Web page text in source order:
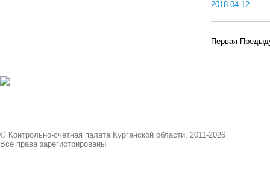
2018-04-12
Первая
© Контрольно-счетная палата Курганской области, 2011-2026
Все права зарегистрированы